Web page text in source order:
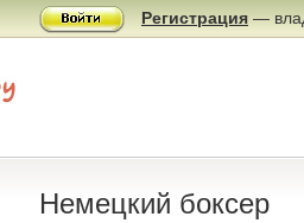
Регистрация —
Немецкий боксер